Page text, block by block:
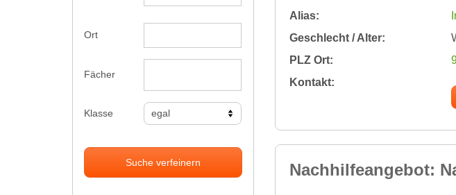
Ort
Fächer
Klasse
Suche verfeinern
Alias:
Geschlecht / Alter:
PLZ Ort:
Kontakt:
Nachhilfeangebot: